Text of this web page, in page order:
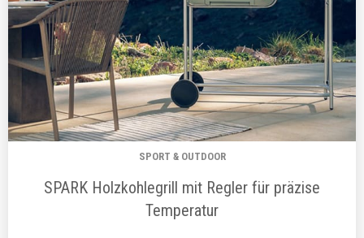
SPORT & OUTDOOR
SPARK Holzkohlegrill mit Regler für präzise
Temperatur